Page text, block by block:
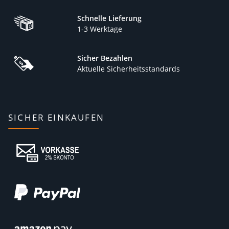
Hier unterstützt dich die Gesäßcreme optimal. Sie schützt
nicht nur vor dem Wundreiben. Bei mehrmaliger Anwendung
Körperpflege wie das Fußbalsam oder das Start Öl.
bist wie für jede andere sportliche Aktivität.
Hautpflege für den Sport: Was
kannst du von den Produkten
Die nachhaltigen Produkte des Unternehmens sorgen bei all
deinen sportlichen Betätigungen für eine gute Durchblutung.
Schnelle Lieferung
1-3 Werktage
Sicher Bezahlen
Aktuelle Sicherheitsstandards
SICHER EINKAUFEN